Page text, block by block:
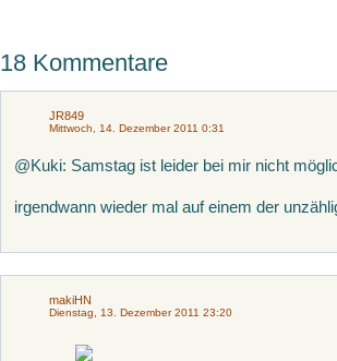
18 Kommentare
JR849
Mittwoch, 14. Dezember 2011 0:31
@Kuki: Samstag ist leider bei mir nicht
irgendwann wieder mal auf einem der
makiHN
Dienstag, 13. Dezember 2011 23:20